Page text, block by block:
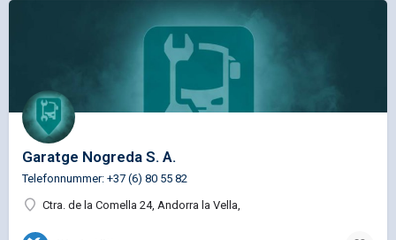
Garatge Nogreda S. A.
Telefonnummer: +37 (6) 80 55 82
Ctra. de la Comella 24, Andorra la Vella,